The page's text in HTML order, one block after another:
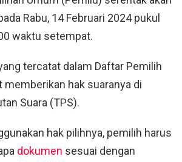
Rabu, 14 Februari 2024 pukul
waktu setempat.
tercatat dalam Daftar Pemilih
memberikan hak suaranya di
Suara (TPS).
hak pilihnya, pemilih harus
dokumen sesuai dengan